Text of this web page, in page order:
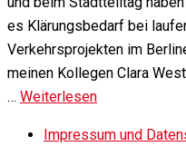
es Klärungsbedarf bei
Verkehrsprojekten im
meinen Kollegen Clara
… Weiterlesen
Impressum und